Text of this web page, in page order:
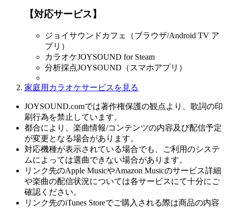
【対応サービス】
ジョイサウンドカフェ（ブラウザ/Android TV ア
プリ）
カラオケJOYSOUND for Steam
分析採点JOYSOUND（スマホアプリ）
家庭用カラオケサービスを見る
JOYSOUND.comでは著作権保護の観点より、歌詞の印
刷行為を禁止しています。
都合により、楽曲情報/コンテンツの内容及び配信予定
が変更となる場合があります。
対応機種が表示されている場合でも、ご利用のシステ
ムによっては選曲できない場合があります。
リンク先のApple MusicやAmazon Musicのサービス詳細
や楽曲の配信状況については各サービスにて十分にご
確認ください。
リンク先のiTunes Storeでご購入される際は商品の内容